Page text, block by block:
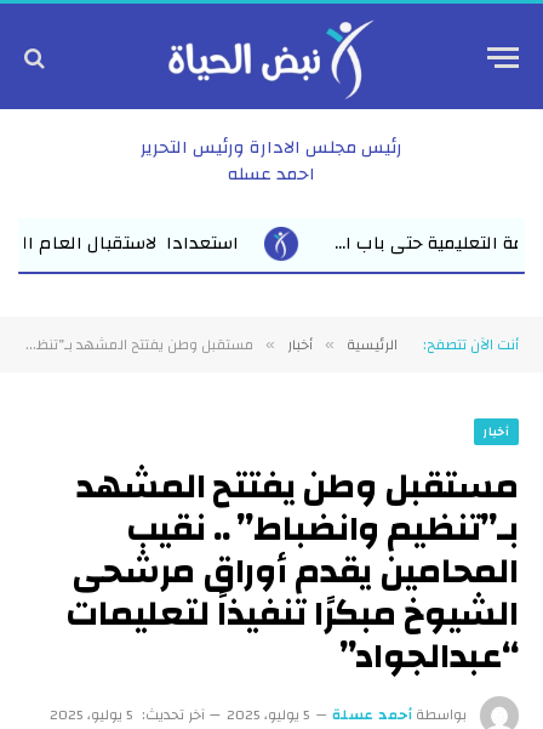
رئيس مجلس الادارة ورئيس التحرير
احمد عسله
العام الدراسي الجديد وكيل أول وزارة التعليم بالشرقية يلتقي
أنت الآن تتصفح: الرئيسية » أخبار » مستقبل وطن يفتتح المشهد بـ”تنظيم وانضباط” .. نقيب المحامين يقدم أوراق مرشحى الشيوخ مبكرًا تنفيذاً لتعليمات “عبدالجواد”
أخبار
مستقبل وطن يفتتح المشهد
بـ”تنظيم وانضباط” .. نقيب
المحامين يقدم أوراق مرشحى
الشيوخ مبكرًا تنفيذاً لتعليمات
“عبدالجواد”
بواسطةأحمد عسلة 5 يوليو، 2025 آخر تحديث: 5 يوليو، 2025